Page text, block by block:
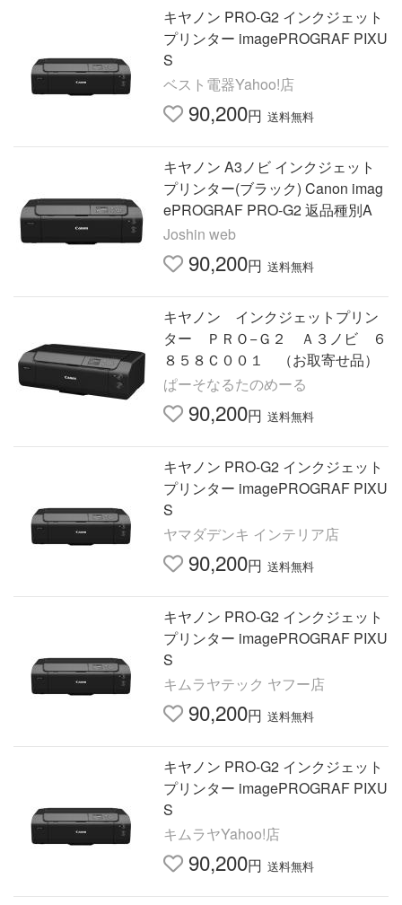
キヤノン PRO-G2 インクジェット
プリンター imagePROGRAF PIXU
S
ベスト電器Yahoo!店
90,200円 送料無料
キヤノン A3ノビ インクジェット
プリンター(ブラック) Canon imag
ePROGRAF PRO-G2 返品種別A
Joshin web
90,200円 送料無料
キヤノン インクジェットプリン
ター ＰＲＯ−Ｇ２ Ａ３ノビ ６
８５８Ｃ００１ （お取寄せ品）
ぱーそなるたのめーる
90,200円 送料無料
キヤノン PRO-G2 インクジェット
プリンター imagePROGRAF PIXU
S
ヤマダデンキ インテリア店
90,200円 送料無料
キヤノン PRO-G2 インクジェット
プリンター imagePROGRAF PIXU
S
キムラヤテック ヤフー店
90,200円 送料無料
キヤノン PRO-G2 インクジェット
プリンター imagePROGRAF PIXU
S
キムラヤYahoo!店
90,200円 送料無料